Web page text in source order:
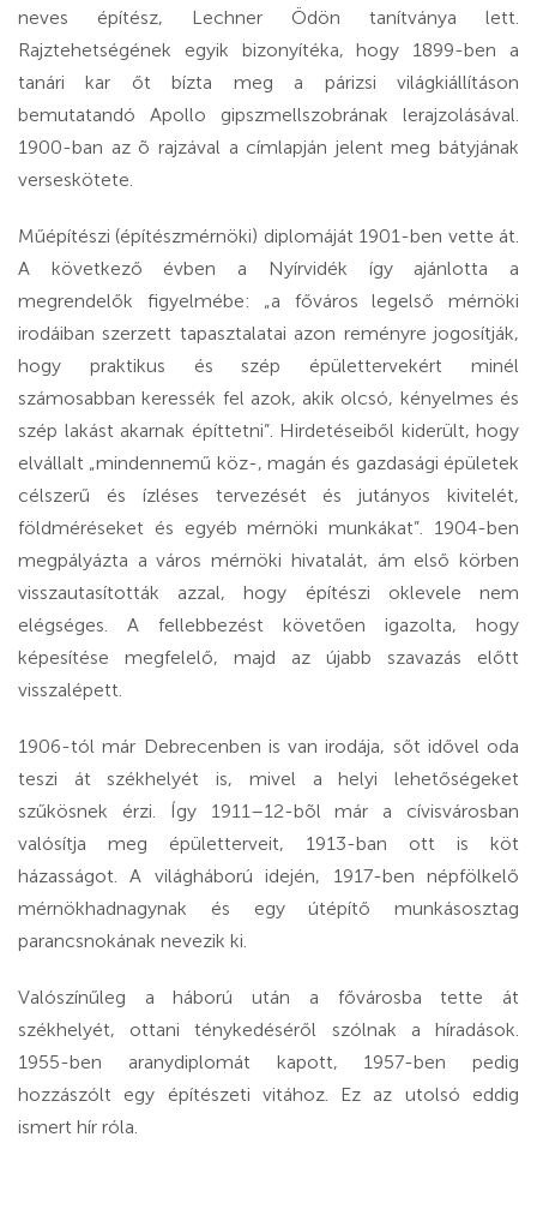
neves építész, Lechner Ödön tanítványa lett.
Rajztehetségének egyik bizonyítéka, hogy 1899-ben a
tanári kar őt bízta meg a párizsi világkiállításon
bemutatandó Apollo gipszmellszobrának lerajzolásával.
1900-ban az õ rajzával a címlapján jelent meg bátyjának
verseskötete.
Műépítészi (építészmérnöki) diplomáját 1901-ben vette át.
A következő évben a Nyírvidék így ajánlotta a
megrendelők figyelmébe: „a főváros legelső mérnöki
irodáiban szerzett tapasztalatai azon reményre jogosítják,
hogy praktikus és szép épülettervekért minél
számosabban keressék fel azok, akik olcsó, kényelmes és
szép lakást akarnak építtetni”. Hirdetéseiből kiderült, hogy
elvállalt „mindennemű köz-, magán és gazdasági épületek
célszerű és ízléses tervezését és jutányos kivitelét,
földméréseket és egyéb mérnöki munkákat”. 1904-ben
megpályázta a város mérnöki hivatalát, ám első körben
visszautasították azzal, hogy építészi oklevele nem
elégséges. A fellebbezést követően igazolta, hogy
képesítése megfelelő, majd az újabb szavazás előtt
visszalépett.
1906-tól már Debrecenben is van irodája, sőt idővel oda
teszi át székhelyét is, mivel a helyi lehetőségeket
szűkösnek érzi. Így 1911–12-bõl már a cívisvárosban
valósítja meg épületterveit, 1913-ban ott is köt
házasságot. A világháború idején, 1917-ben népfölkelő
mérnökhadnagynak és egy útépítő munkásosztag
parancsnokának nevezik ki.
Valószínűleg a háború után a fővárosba tette át
székhelyét, ottani ténykedéséről szólnak a híradások.
1955-ben aranydiplomát kapott, 1957-ben pedig
hozzászólt egy építészeti vitához. Ez az utolsó eddig
ismert hír róla.